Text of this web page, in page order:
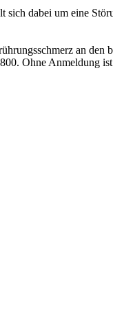
dabei um eine
an
Ohne Anmeldung